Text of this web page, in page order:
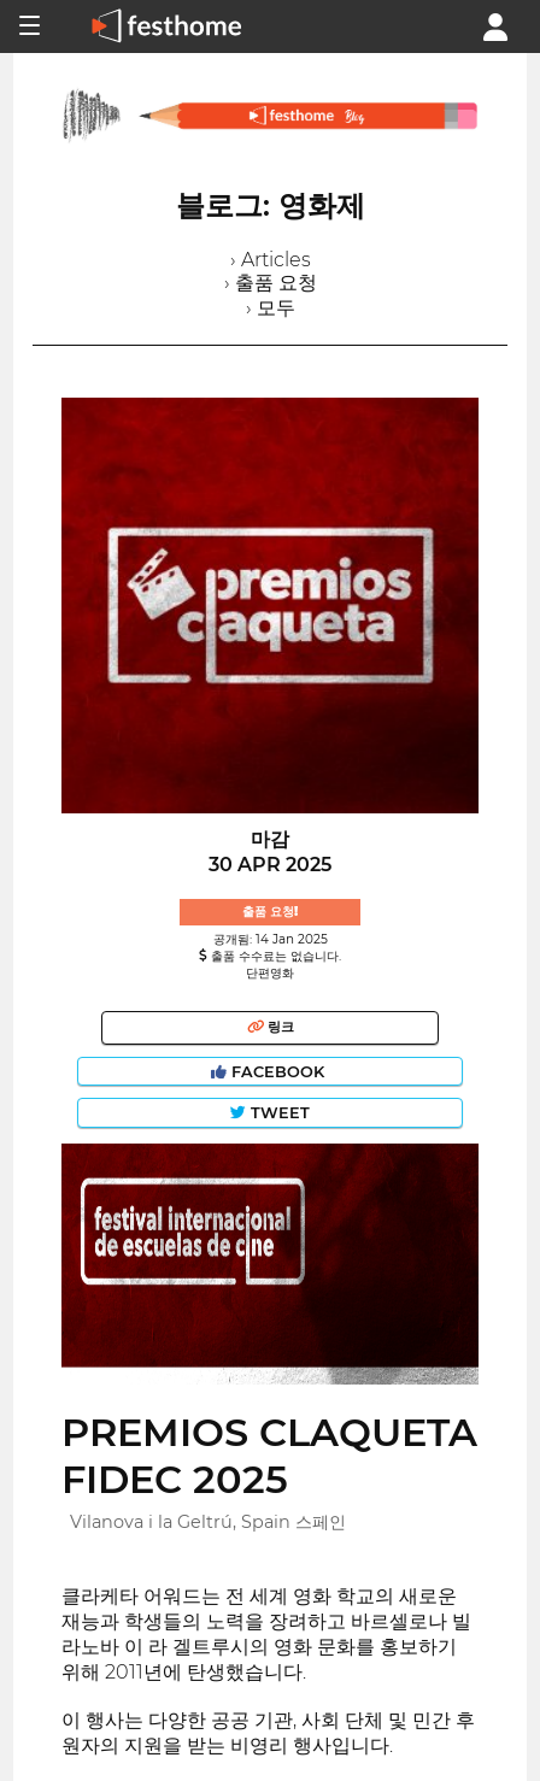
블로그: 영화제
› Articles
› 출품 요청
› 모두
마감
30 APR 2025
출품 요청!
공개됨: 14 Jan 2025
출품 수수료는 없습니다.
단편영화
링크
FACEBOOK
TWEET
PREMIOS CLAQUETA
FIDEC 2025
Vilanova i la Geltrú, Spain 스페인
클라케타 어워드는 전 세계 영화 학교의 새로운
재능과 학생들의 노력을 장려하고 바르셀로나 빌
라노바 이 라 겔트루시의 영화 문화를 홍보하기
위해 2011년에 탄생했습니다.
이 행사는 다양한 공공 기관, 사회 단체 및 민간 후
원자의 지원을 받는 비영리 행사입니다.